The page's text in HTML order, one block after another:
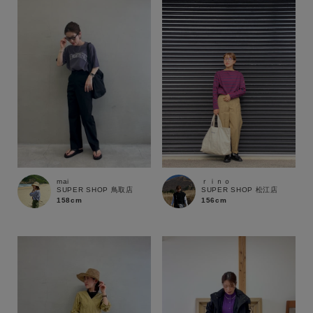
MENS LADIES KIDS
ブランド
mai
SUPER SHOP 鳥取店
158cm
ｒｉｎｏ
SUPER SHOP 松江店
156cm